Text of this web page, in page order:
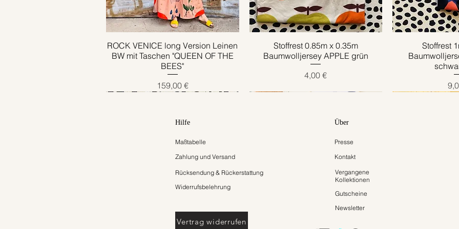
Schnellansicht
ROCK VENICE long Version Leinen
BW mit Taschen "QUEEN OF THE
BEES"
Preis
159,00 €
Schnellansicht
Stoffrest 0.85m x 0.35m
Baumwolljersey APPLE grün
Preis
4,00 €
Stoffrest
Hilfe
Maßtabelle
Zahlung und Versand
Rücksendung & Rückerstattung
Widerrufsbelehrung
Über
Presse
Kontakt
Vergangene
Kollektionen
Gutscheine
Newsletter
Vertrag widerrufen